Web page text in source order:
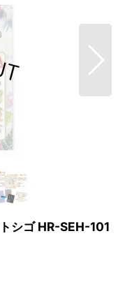
シゴ HR-SEH-101